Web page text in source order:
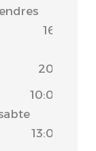
16:30
20:00
10:00
13:00